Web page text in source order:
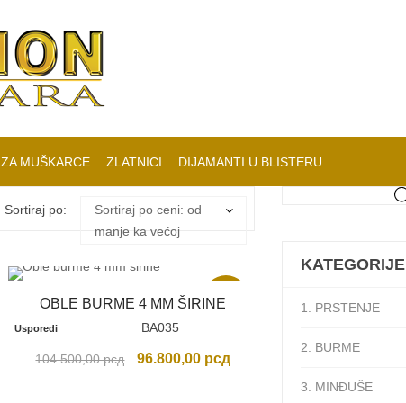
ZA MUŠKARCE ZLATNICI DIJAMANTI U BLISTERU
Sortirano
Sortiraj po:
Sortiraj po ceni: od
manje ka većoj
Akcija
OBLE BURME 4 MM ŠIRINE
Usporedi BA035
104.500,00рсд
Originalna
96.800,00 рсд
KATEGORIJE
1. PRSTENJE
2. BURME
3. MINĐUŠE